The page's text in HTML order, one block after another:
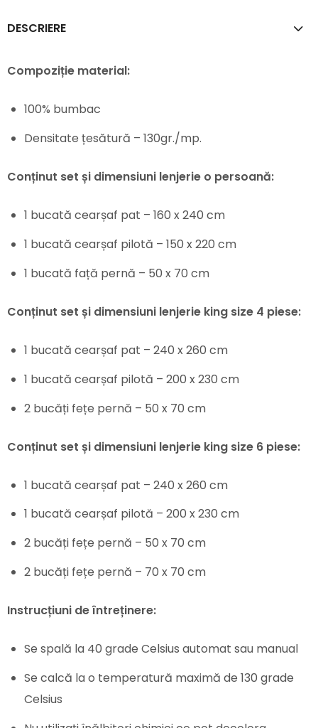
DESCRIERE
Compoziție material:
100% bumbac
Densitate țesătură – 130gr./mp.
Conținut set și dimensiuni lenjerie o persoană:
1 bucată cearșaf pat – 160 x 240 cm
1 bucată cearșaf pilotă – 150 x 220 cm
1 bucată față pernă – 50 x 70 cm
Conținut set și dimensiuni lenjerie king size 4 piese:
1 bucată cearșaf pat – 240 x 260 cm
1 bucată cearșaf pilotă – 200 x 230 cm
2 bucăți fețe pernă – 50 x 70 cm
Conținut set și dimensiuni lenjerie king size 6 piese:
1 bucată cearșaf pat – 240 x 260 cm
1 bucată cearșaf pilotă – 200 x 230 cm
2 bucăți fețe pernă – 50 x 70 cm
2 bucăți fețe pernă – 70 x 70 cm
Instrucțiuni de întreținere:
Se spală la 40 grade Celsius automat sau manual
Se calcă la o temperatură maximă de 130 grade
Celsius